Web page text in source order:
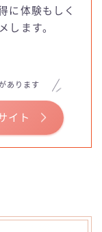
に体験もしく
します。
あります
イト